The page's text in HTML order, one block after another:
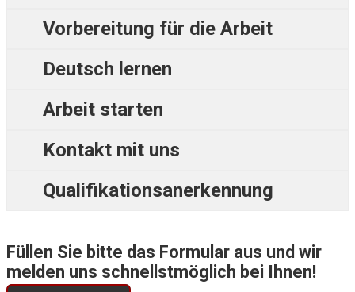
Vorbereitung für die Arbeit
Deutsch lernen
Arbeit starten
Kontakt mit uns
Qualifikationsanerkennung
Füllen Sie bitte das Formular aus und wir
melden uns schnellstmöglich bei Ihnen!